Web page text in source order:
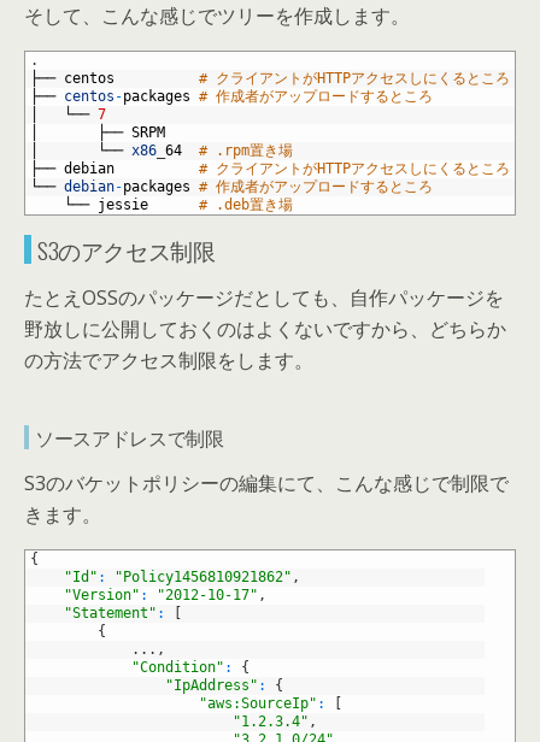
そして、こんな感じでツリーを作成します。
.
├── centos
# クライアントがHTTPアクセスしにくるところ
├── centos -packages # 作成者がアップロードするところ
└── 7
├── SRPM
└── x86 64
# .rpm置き場
├── debian
# クライアントがHTTPアクセスしにくるところ
└── debian-packages # 作成者がアップロードするところ
└── jessie # .deb置き場
S3のアクセス制限
たとえOSSのパッケージだとしても、自作パッケージを
野放しに公開しておくのはよくないですから、どちらか
の方法でアクセス制限をします。
ソースアドレスで制限
S3のバケットポリシーの編集にて、こんな感じで制限で
きます。
{
"Id" : "Policy1456810921862" ,
"Version" : "2012-10-17" ,
"Statement" :
{
. . . ,
"Condition" :
{
"IpAddress" :
{
"aws:SourceIp" :
"1.2.3.4" ,